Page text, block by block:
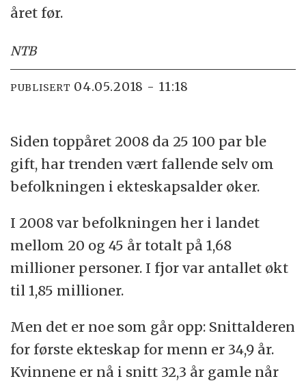
året før.
NTB
PUBLISERT 04.05.2018 - 11:18
Siden toppåret 2008 da 25 100 par ble
gift, har trenden vært fallende selv om
befolkningen i ekteskapsalder øker.
I 2008 var befolkningen her i landet
mellom 20 og 45 år totalt på 1,68
millioner personer. I fjor var antallet økt
til 1,85 millioner.
Men det er noe som går opp: Snittalderen
for første ekteskap for menn er 34,9 år.
Kvinnene er nå i snitt 32,3 år gamle når